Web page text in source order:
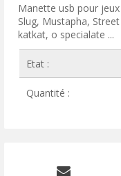
Manette usb pour
Slug, Mustapha,
katkat, o specialate ...
Etat :
Quantité :